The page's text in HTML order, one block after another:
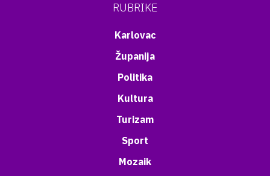
RUBRIKE
Karlovac
Županija
Politika
Kultura
Turizam
Sport
Mozaik